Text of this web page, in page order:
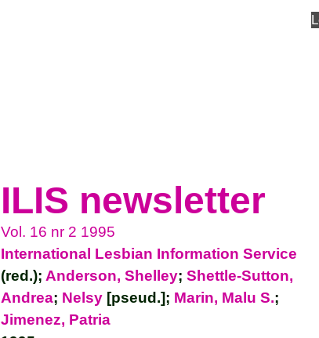
ILIS newsletter
Vol. 16 nr 2 1995
International Lesbian Information Service
(red.); Anderson, Shelley;Shettle-Sutton,
Andrea; Nelsy [pseud.]; Marin, Malu S.;
Jimenez, Patria